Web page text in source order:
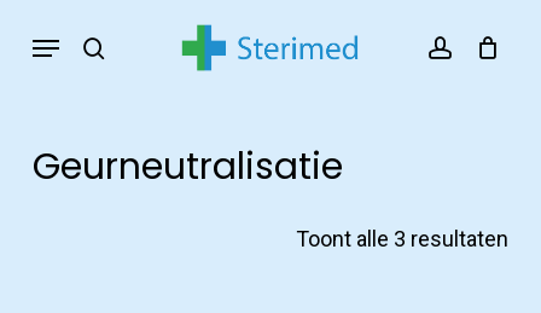
search account
Menu
Geurneutralisatie
Toont alle 3 resultaten